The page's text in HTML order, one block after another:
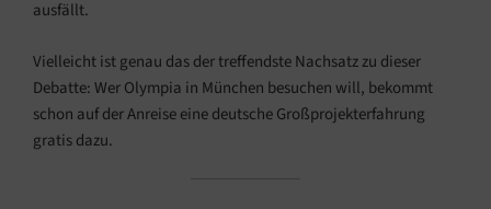
ausfällt.
Vielleicht ist genau das der treffendste Nachsatz zu dieser
Debatte: Wer Olympia in München besuchen will, bekommt
schon auf der Anreise eine deutsche Großprojekterfahrung
gratis dazu.